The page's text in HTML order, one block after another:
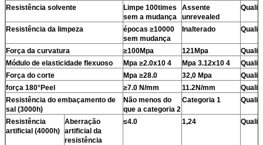
Resistência solvente
Limpe 100times
sem a mudança
Assente
unrevealed
Resistência da limpeza
épocas ≥10000
sem mudança
Inalterado
Força da curvatura ≥100Mpa 121Mpa
Módulo de elasticidade flexuoso
Mpa ≥2.0x10 4 Mpa 3.12x10 4
Força do corte
Mpa ≥28.0 32,0 Mpa
força 180°Peel
≥7.0 N/mm 11.2N/mm
Resistência do embaçamento de
sal (3000h)
Não menos do
que a categoria 2
Categoria 1
Resistência
artificial (4000h)
Aberração
artificial da
resistência
≤4.0 1,24